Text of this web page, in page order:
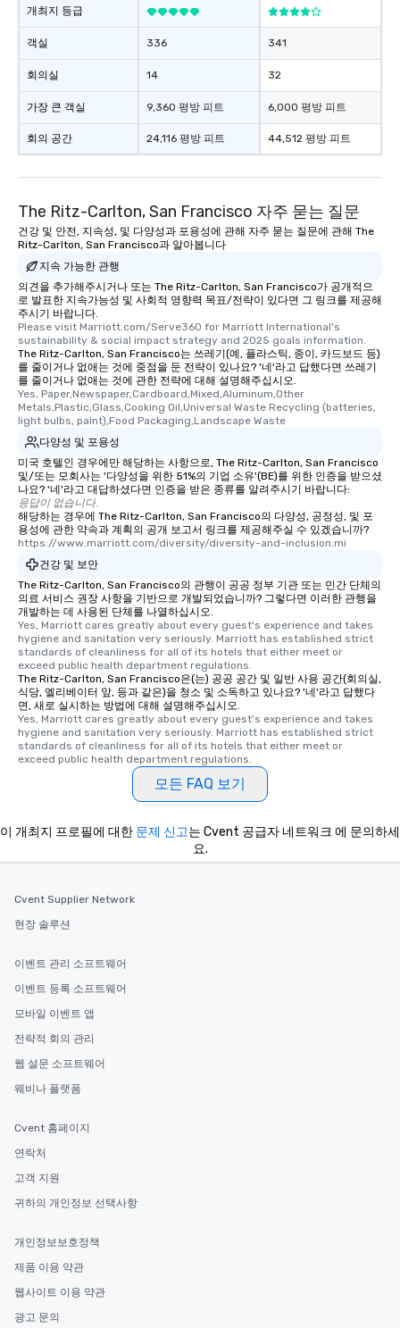
개최지 등급
객실
회의실
가장 큰 객실
회의 공간
336
14
9,360 평방 피트
24,116 평방 피트
341
32
6,000 평방 피트
44,512 평방 피트
The Ritz-Carlton, San Francisco 자주 묻는 질문
건강 및 안전, 지속성, 및 다양성과 포용성에 관해 자주 묻는 질문에 관해 The
Ritz-Carlton, San Francisco과 알아봅니다
지속 가능한 관행
의견을 추가해주시거나 또는 The Ritz-Carlton, San Francisco가 공개적으
로 발표한 지속가능성 및 사회적 영향력 목표/전략이 있다면 그 링크를 제공해
주시기 바랍니다.
Please visit Marriott.com/Serve360 for Marriott International's
sustainability & social impact strategy and 2025 goals information.
The Ritz-Carlton, San Francisco는 쓰레기(예, 플라스틱, 종이, 카드보드 등)
를 줄이거나 없애는 것에 중점을 둔 전략이 있나요? '네'라고 답했다면 쓰레기
를 줄이거나 없애는 것에 관한 전략에 대해 설명해주십시오.
Yes, Paper,Newspaper,Cardboard,Mixed,Aluminum,Other
Metals,Plastic,Glass,Cooking Oil,Universal Waste Recycling (batteries,
light bulbs, paint),Food Packaging,Landscape Waste
다양성 및 포용성
미국 호텔인 경우에만 해당하는 사항으로, The Ritz-Carlton, San Francisco
및/또는 모회사는 '다양성을 위한 51%의 기업 소유'(BE)를 위한 인증을 받으셨
나요? '네'라고 대답하셨다면 인증을 받은 종류를 알려주시기 바랍니다:
응답이 없습니다.
해당하는 경우에 The Ritz-Carlton, San Francisco의 다양성, 공정성, 및 포
용성에 관한 약속과 계획의 공개 보고서 링크를 제공해주실 수 있겠습니까?
https://www.marriott.com/diversity/diversity-and-inclusion.mi
건강 및 보안
The Ritz-Carlton, San Francisco의 관행이 공공 정부 기관 또는 민간 단체의
의료 서비스 권장 사항을 기반으로 개발되었습니까? 그렇다면 이러한 관행을
개발하는 데 사용된 단체를 나열하십시오.
Yes, Marriott cares greatly about every guest's experience and takes
hygiene and sanitation very seriously. Marriott has established strict
standards of cleanliness for all of its hotels that either meet or
exceed public health department regulations.
The Ritz-Carlton, San Francisco은(는) 공공 공간 및 일반 사용 공간(회의실,
식당, 엘리베이터 앞, 등과 같은)을 청소 및 소독하고 있나요? '네'라고 답했다
면, 새로 실시하는 방법에 대해 설명해주십시오.
Yes, Marriott cares greatly about every guest's experience and takes
hygiene and sanitation very seriously. Marriott has established strict
standards of cleanliness for all of its hotels that either meet or
exceed public health department regulations.
모든 FAQ 보기
이 개최지 프로필에 대한 문제 신고는 Cvent 공급자 네트워크 에 문의하세
요.
Cvent Supplier Network
현장 솔루션
이벤트 관리 소프트웨어
이벤트 등록 소프트웨어
모바일 이벤트 앱
전략적 회의 관리
웹 설문 소프트웨어
웨비나 플랫폼
Cvent 홈페이지
연락처
고객 지원
귀하의 개인정보 선택사항
개인정보보호정책
제품 이용 약관
웹사이트 이용 약관
광고 문의